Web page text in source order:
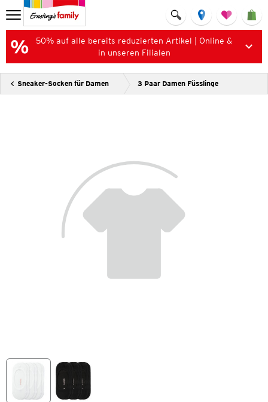
50% auf alle bereits reduzierten Artikel | Online &
in unseren Filialen
Sneaker-Socken für Damen 3 Paar Damen Füsslinge